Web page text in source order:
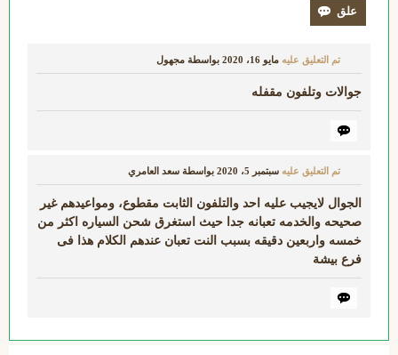
تم التعليق عليه مايو 16، 2020 بواسطة مجهول
جوالات وتلفون مقفله
تم التعليق عليه سبتمبر 5، 2020 بواسطة سعد العامري
الجوال لايجيب عليه احد والتلفون الثابت مقطوع، ومواعيدهم غير
صحيحه والخدمه تعبانه جدا حيث استغرق شحن السياره اكثر من
خمسه واربعين دقيقه بسبب النت تعبان عندهم الكلام هذا فى
فرع بيشة